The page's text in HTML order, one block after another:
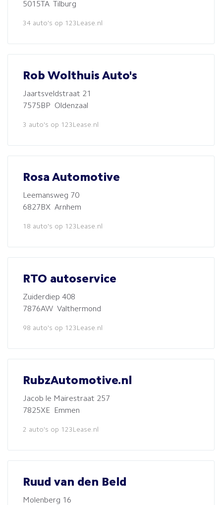
5015TA Tilburg
34 auto's op 123Lease.nl
Rob Wolthuis Auto's
Jaartsveldstraat 21
7575BP Oldenzaal
3 auto's op 123Lease.nl
Rosa Automotive
Leemansweg 70
6827BX Arnhem
18 auto's op 123Lease.nl
RTO autoservice
Zuiderdiep 408
7876AW Valthermond
98 auto's op 123Lease.nl
RubzAutomotive.nl
Jacob le Mairestraat 257
7825XE Emmen
2 auto's op 123Lease.nl
Ruud van den Beld
Molenberg 16